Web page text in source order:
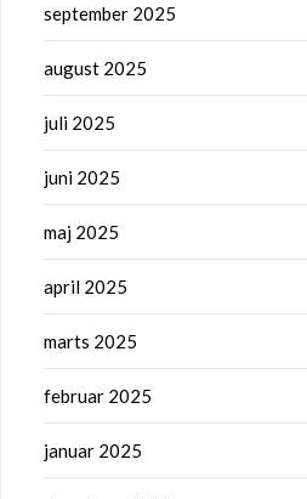
september 2025
august 2025
juli 2025
juni 2025
maj 2025
april 2025
marts 2025
februar 2025
januar 2025